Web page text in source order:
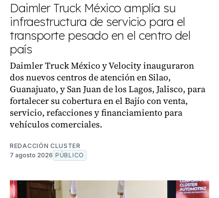
Daimler Truck México amplía su
infraestructura de servicio para el
transporte pesado en el centro del
país
Daimler Truck México y Velocity inauguraron
dos nuevos centros de atención en Silao,
Guanajuato, y San Juan de los Lagos, Jalisco, para
fortalecer su cobertura en el Bajío con venta,
servicio, refacciones y financiamiento para
vehículos comerciales.
REDACCIÓN CLUSTER
7 agosto 2026 PÚBLICO